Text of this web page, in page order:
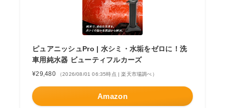
ピュアニッシュPro | 水シミ・水垢をゼロに！洗
車用純水器 ビューティフルカーズ
¥29,480 （2026/08/01 06:35時点 | 楽天市場調べ）
Amazon